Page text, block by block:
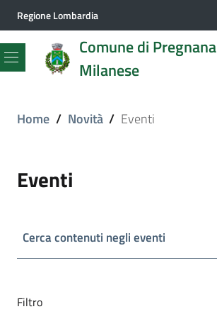
Regione Lombardia
Comune di Pregnana
Milanese
Menu
Home / Novità / Eventi
Eventi
Cerca contenuti negli eventi
Filtro